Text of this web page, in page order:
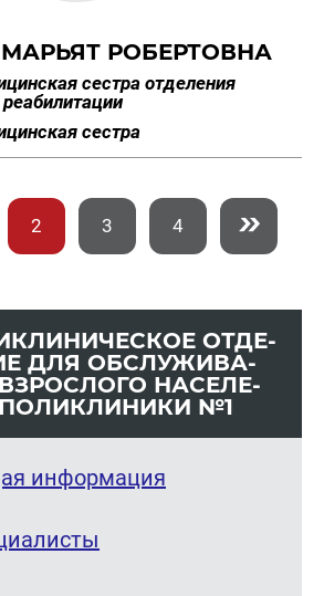
РОБЕРТОВНА
сестра отделения
сестра
2 3 4
ОТ­ДЕ­
ДЛЯ ОБ­СЛУ­ЖИ­ВА­
НА­СЕ­ЛЕ­
№1
информация